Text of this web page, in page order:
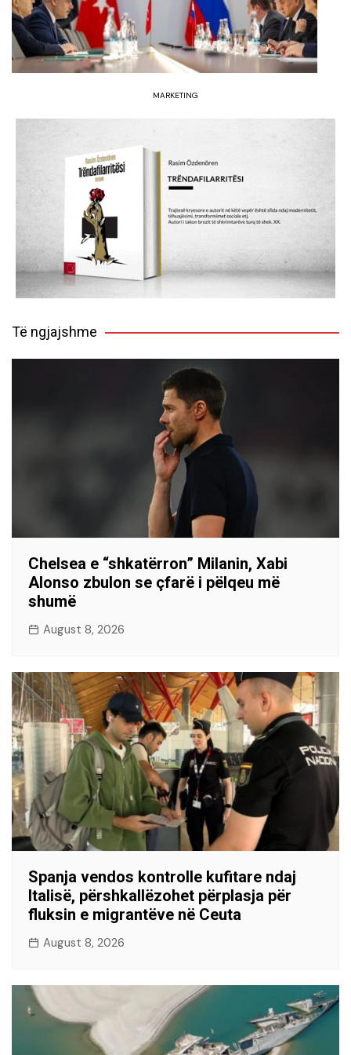
MARKETING
Të ngjajshme
Chelsea e “shkatërron” Milanin, Xabi
Alonso zbulon se çfarë i pëlqeu më
shumë
August 8, 2026
Spanja vendos kontrolle kufitare ndaj
Italisë, përshkallëzohet përplasja për
fluksin e migrantëve në Ceuta
August 8, 2026